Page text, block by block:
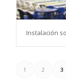
Instalación
1 2 3